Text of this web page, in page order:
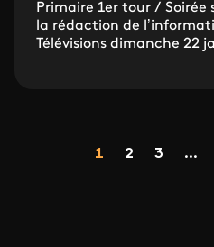
Primaire 1er tour / Soirée
la rédaction de
Télévisions dimanche 22
Page
1 Page
2 Page
3 ...